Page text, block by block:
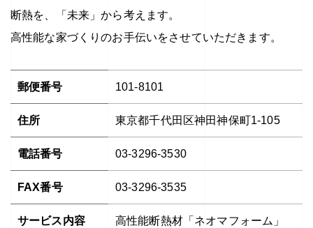
断熱を、「未来」から考えます。
高性能な家づくりのお手伝いをさせていただきます。
郵便番号 101-8101
住所 東京都千代田区神田神保町1-105
電話番号 03-3296-3530
FAX番号 03-3296-3535
サービス内容
高性能断熱材「ネオマフォーム」